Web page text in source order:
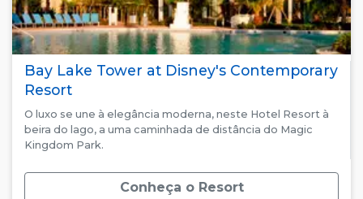
Bay Lake Tower at Disney's Contemporary
Resort
O luxo se une à elegância moderna, neste Hotel Resort à
beira do lago, a uma caminhada de distância do Magic
Kingdom Park.
Conheça o Resort